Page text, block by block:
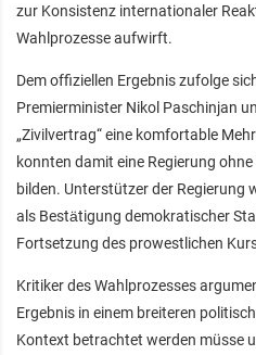
zur Konsistenz internationaler
Wahlprozesse aufwirft.
Dem offiziellen Ergebnis zufolge
Premierminister Nikol Paschinjan
„Zivilvertrag“ eine komfortable
konnten damit eine Regierung
bilden. Unterstützer der Regierung
als Bestätigung demokratischer
Fortsetzung des prowestlichen
Kritiker des Wahlprozesses
Ergebnis in einem breiteren
Kontext betrachtet werden müsse